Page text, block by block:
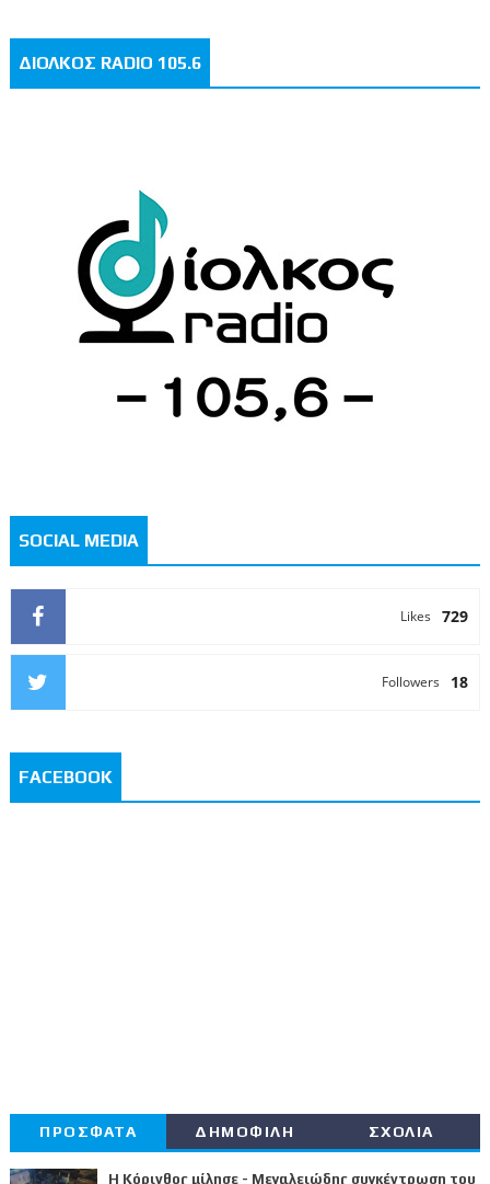
ΔΙΟΛΚΟΣ RADIO 105.6
SOCIAL MEDIA
729
Likes
18
Followers
FACEBOOK
ΠΡΟΣΦΑΤΑ ΔΗΜΟΦΙΛΗ ΣΧΟΛΙΑ
Η Κόρινθος μίλησε - Μεγαλειώδης συγκέντρωση του